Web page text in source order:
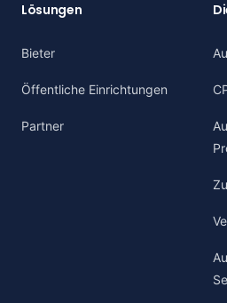
Lösungen
Bieter
Öffentliche Einrichtungen
Partner